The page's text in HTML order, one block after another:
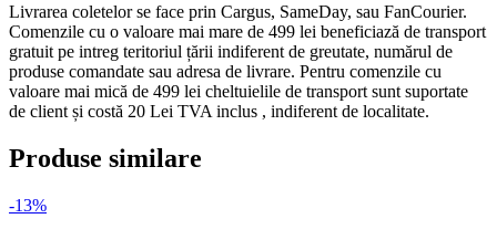
Livrarea coletelor se face prin Cargus, SameDay, sau FanCourier.
Comenzile cu o valoare mai mare de 499 lei beneficiază de transport
gratuit pe intreg teritoriul țării indiferent de greutate, numărul de
produse comandate sau adresa de livrare. Pentru comenzile cu
valoare mai mică de 499 lei cheltuielile de transport sunt suportate
de client și costă 20 Lei TVA inclus , indiferent de localitate.
Produse similare
-13%